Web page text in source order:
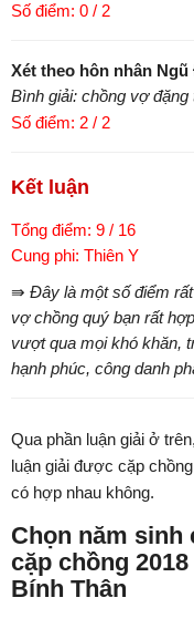
Số điểm: 0 / 2
Xét theo hôn nhân
Bình giải: chồng vợ
Số điểm: 2 / 2
Kết luận
Tổng điểm: 9 / 16
Cung phi: Thiên Y
⇛ Đây là một số điểm rất
vợ chồng quý bạn rất
vượt qua mọi khó khăn,
hạnh phúc, công danh
Qua phần luận giải ở
luận giải được cặp
có hợp nhau không.
Chọn năm sinh
cặp chồng
Bính Thân